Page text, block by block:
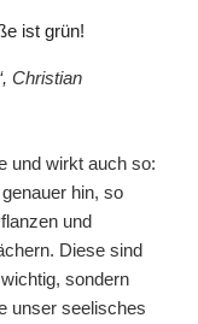
Christian
und wirkt auch so:
hin, so
und
Diese sind
sondern
unser seelisches